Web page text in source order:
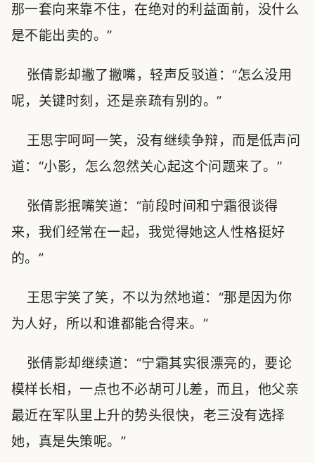
那一套向来靠不住，在绝对的利益面前，没什么
是不能出卖的。”
张倩影却撇了撇嘴，轻声反驳道：“怎么没用
呢，关键时刻，还是亲疏有别的。”
王思宇呵呵一笑，没有继续争辩，而是低声问
道：“小影，怎么忽然关心起这个问题来了。”
张倩影抿嘴笑道：“前段时间和宁霜很谈得
来，我们经常在一起，我觉得她这人性格挺好
的。”
王思宇笑了笑，不以为然地道：“那是因为你
为人好，所以和谁都能合得来。”
张倩影却继续道：“宁霜其实很漂亮的，要论
模样长相，一点也不必胡可儿差，而且，他父亲
最近在军队里上升的势头很快，老三没有选择
她，真是失策呢。”